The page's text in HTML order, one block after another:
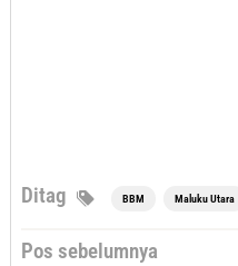
Ditag BBM Maluku Utara
Navigasi
Pos sebelumnya